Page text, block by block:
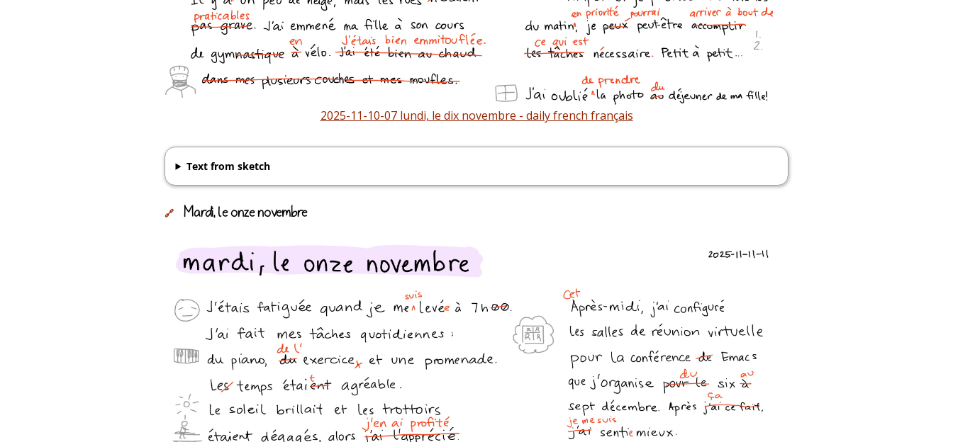
2025-11-10-07 lundi, le dix novembre - daily french français
Text from sketch
🔗 Mardi, le onze novembre